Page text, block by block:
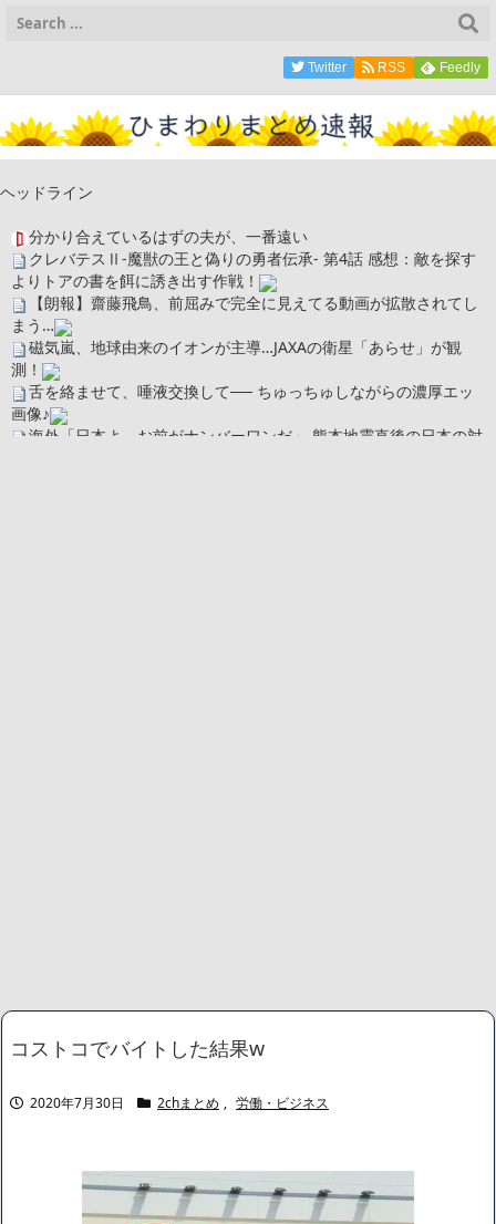
Twitter RSS Feedly
ヘッドライン
分かり合えているはずの夫が、一番遠い
クレバテスⅡ-魔獣の王と偽りの勇者伝承- 第4話 感想：敵を探す
よりトアの書を餌に誘き出す作戦！
【朗報】齋藤飛鳥、前屈みで完全に見えてる動画が拡散されてし
まう…
磁気嵐、地球由来のイオンが主導…JAXAの衛星「あらせ」が観
測！
舌を絡ませて、唾液交換して── ちゅっちゅしながらの濃厚エッ
画像♪
海外「日本よ、お前がナンバーワンだ」 熊本地震直後の日本の対
ｗｗｗｗｗｗｗｗｗｗｗｗｗｗｗｗｗｗｗｗｗｗｗｗｗｗｗｗｗｗ
【速報】 専門家「イオンモール熊本の爆心地に”こんなもの”があ
各社のAI、続々と暴走 勝手に人間のフリをしてサイバー攻撃を
【悲報】警察に射殺された包丁男、直前に母を亡くし精神的ショ
ックを受けていたと判明NEW!
隣家のエアコン室外機バトル、ついに限界突破ｗｗｗｗｗｗ
コストコでバイトした結果w
2020年7月30日 2chまとめ , 労働・ビジネス